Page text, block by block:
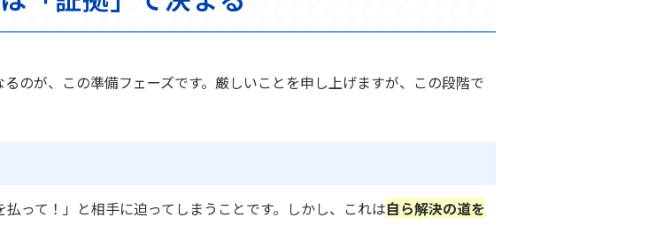
のが、この準備フェーズです。厳しいことを申し上げますが、この段階で
って！」と相手に迫ってしまうことです。しかし、これは自ら解決の道を